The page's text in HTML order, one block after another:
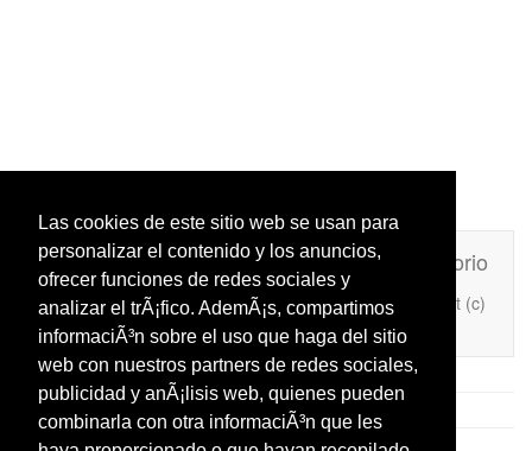
Las cookies de este sitio web se usan para
personalizar el contenido y los anuncios,
ofrecer funciones de redes sociales y
analizar el trÃ¡fico. AdemÃ¡s, compartimos
informaciÃ³n sobre el uso que haga del sitio
web con nuestros partners de redes sociales,
publicidad y anÃ¡lisis web, quienes pueden
combinarla con otra informaciÃ³n que les
Unafrasecelebre.com Contacto
Directorio
Añade Una Frase Célebre a tu web
Copyright (c)
2026